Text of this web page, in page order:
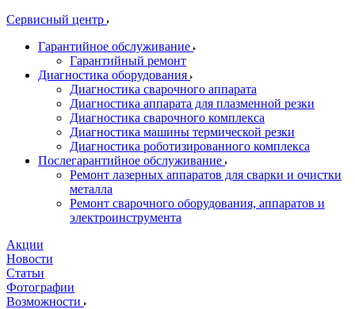
Сервисный центр
Гарантийное обслуживание
Гарантийный ремонт
Диагностика оборудования
Диагностика сварочного аппарата
Диагностика аппарата для плазменной резки
Диагностика сварочного комплекса
Диагностика машины термической резки
Диагностика роботизированного комплекса
Послегарантийное обслуживание
Ремонт лазерных аппаратов для сварки и очистки
металла
Ремонт сварочного оборудования, аппаратов и
электроинструмента
Акции
Новости
Статьи
Фотографии
Возможности